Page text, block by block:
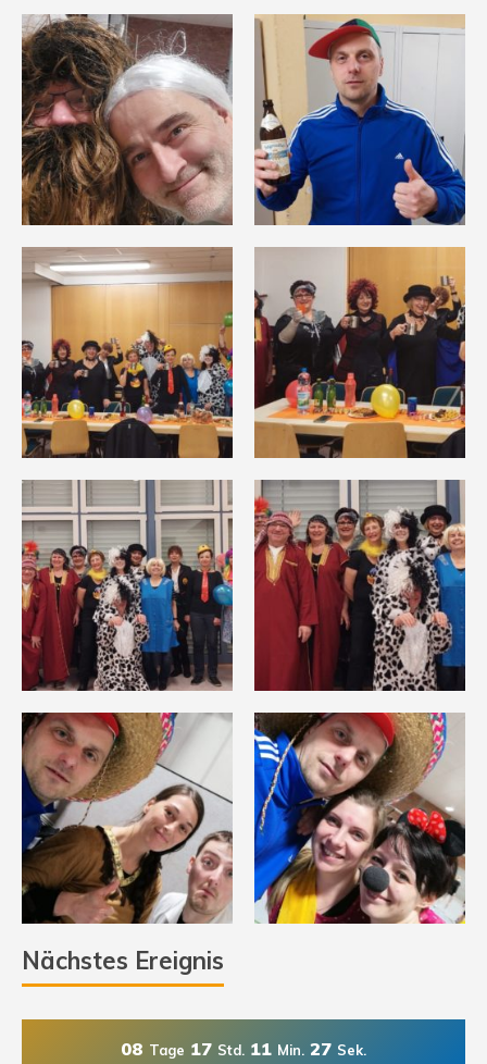
Nächstes Ereignis
08 Tage 17 Std. 11 Min. 25 Sek.